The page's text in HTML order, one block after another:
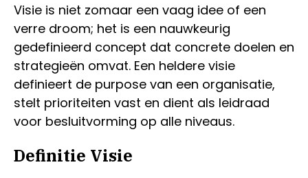
Visie is niet zomaar een vaag idee of een
verre droom; het is een nauwkeurig
gedefinieerd concept dat concrete doelen en
strategieën omvat. Een heldere visie
definieert de purpose van een organisatie,
stelt prioriteiten vast en dient als leidraad
voor besluitvorming op alle niveaus.
Definitie Visie